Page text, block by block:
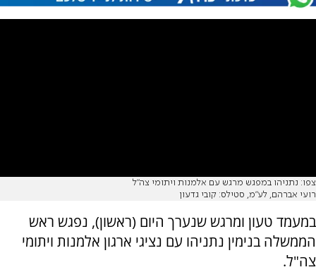
צפו: נתניהו במפגש מרגש עם אלמנות ויתומי צה"ל
רועי אברהם, לע"מ, סטילס: קובי גדעון
במעמד טעון ומרגש שנערך היום (ראשון), נפגש ראש
הממשלה בנימין נתניהו עם נציגי ארגון אלמנות ויתומי
צה"ל.